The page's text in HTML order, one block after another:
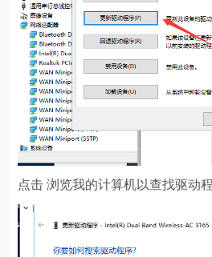
点击 浏览我的计算机以查找驱动